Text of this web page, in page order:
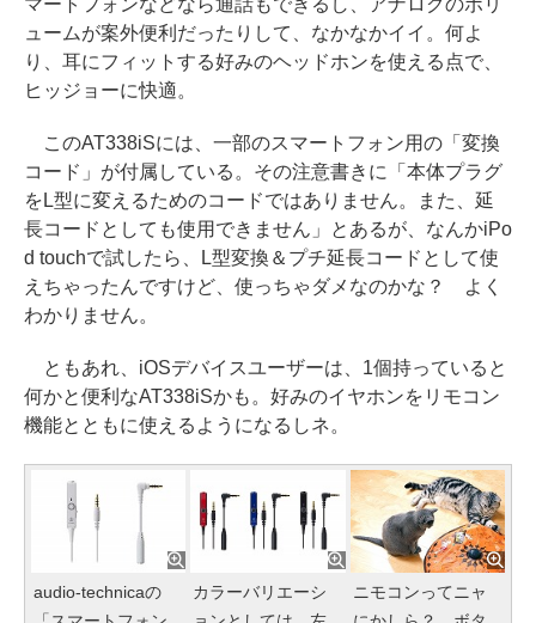
マートフォンなどなら通話もできるし、アナログのボリ
ュームが案外便利だったりして、なかなかイイ。何よ
り、耳にフィットする好みのヘッドホンを使える点で、
ヒッジョーに快適。
このAT338iSには、一部のスマートフォン用の「変換
コード」が付属している。その注意書きに「本体プラグ
をL型に変えるためのコードではありません。また、延
長コードとしても使用できません」とあるが、なんかiPo
d touchで試したら、L型変換＆プチ延長コードとして使
えちゃったんですけど、使っちゃダメなのかな？ よく
わかりません。
ともあれ、iOSデバイスユーザーは、1個持っていると
何かと便利なAT338iSかも。好みのイヤホンをリモコン
機能とともに使えるようになるしネ。
audio-technicaの
カラーバリエーシ
ニモコンってニャ